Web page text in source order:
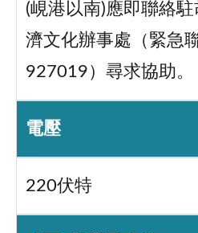
(峴港以南)應即聯絡
濟文化辦事處（緊急
927019）尋求協助。
電壓
220伏特